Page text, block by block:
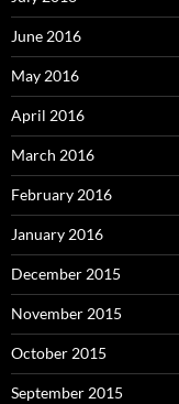
June 2016
May 2016
April 2016
March 2016
February 2016
January 2016
December 2015
November 2015
October 2015
September 2015